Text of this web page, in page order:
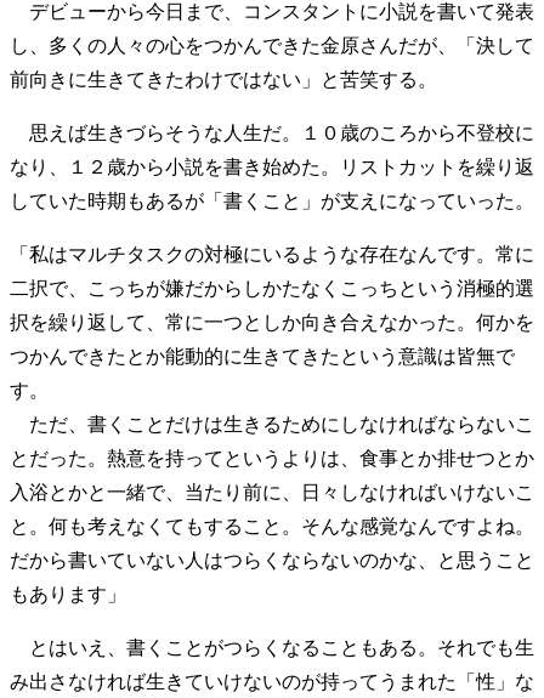
デビューから今日まで、コンスタントに小説を書いて発表
し、多くの人々の心をつかんできた金原さんだが、「決して
前向きに生きてきたわけではない」と苦笑する。
思えば生きづらそうな人生だ。１０歳のころから不登校に
なり、１２歳から小説を書き始めた。リストカットを繰り返
していた時期もあるが「書くこと」が支えになっていった。
「私はマルチタスクの対極にいるような存在なんです。常に
二択で、こっちが嫌だからしかたなくこっちという消極的選
択を繰り返して、常に一つとしか向き合えなかった。何かを
つかんできたとか能動的に生きてきたという意識は皆無で
す。
ただ、書くことだけは生きるためにしなければならないこ
とだった。熱意を持ってというよりは、食事とか排せつとか
入浴とかと一緒で、当たり前に、日々しなければいけないこ
と。何も考えなくてもすること。そんな感覚なんですよね。
だから書いていない人はつらくならないのかな、と思うこと
もあります」
とはいえ、書くことがつらくなることもある。それでも生
み出さなければ生きていけないのが持ってうまれた「性」な